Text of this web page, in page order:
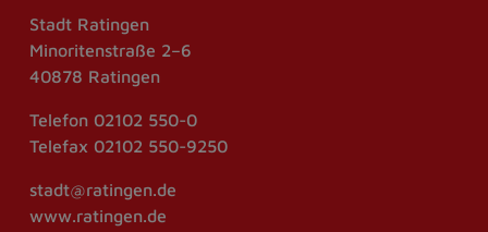
Stadt Ratingen
Minoritenstraße 2–6
40878 Ratingen
Telefon 02102 550-0
Telefax 02102 550-9250
stadt@ratingen.de
www.ratingen.de